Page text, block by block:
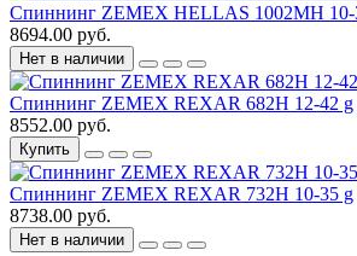
Спиннинг ZEMEX HELLAS 1002MH 10-
8694.00 руб.
Нет в наличии
Спиннинг ZEMEX REXAR 682H 12-42 g
8552.00 руб.
Купить
Спиннинг ZEMEX REXAR 732H 10-35 g
8738.00 руб.
Нет в наличии